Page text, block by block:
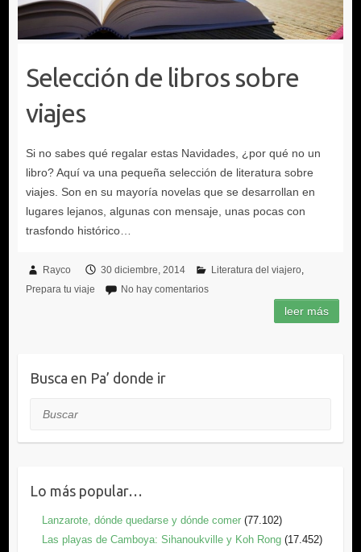
Selección de libros sobre
viajes
Rayco 30 diciembre, 2014
Literatura del viajero
Prepara tu viaje
No hay comentarios
Busca en Pa’ donde ir
Buscar
Lo más popular…
Lanzarote, dónde quedarse y dónde comer (77.102)
Las playas de Camboya: Sihanoukville y Koh Rong (17.452)